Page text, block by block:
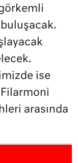
ise
arasında